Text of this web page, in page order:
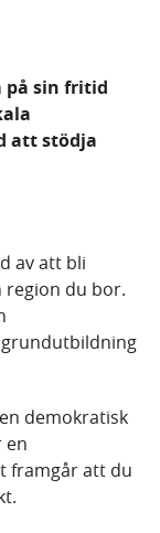
på sin fritid
att stödja
av att bli
region du bor.
demokratisk
en
framgår att du